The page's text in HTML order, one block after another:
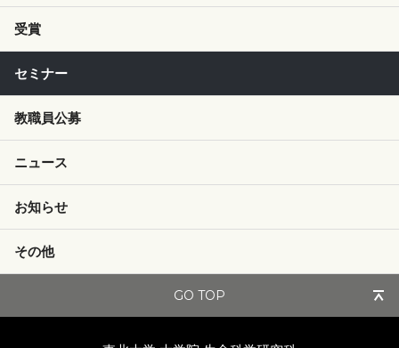
受賞
セミナー
教職員公募
ニュース
お知らせ
その他
GO TOP